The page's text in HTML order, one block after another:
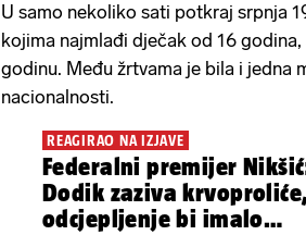
U samo nekoliko sati potkraj srpnja
kojima najmlađi dječak od 16
godinu. Među žrtvama je bila i jedna
nacionalnosti.
REAGIRAO NA IZJAVE
Federalni premijer
Dodik zaziva
odcjepljenje bi imalo